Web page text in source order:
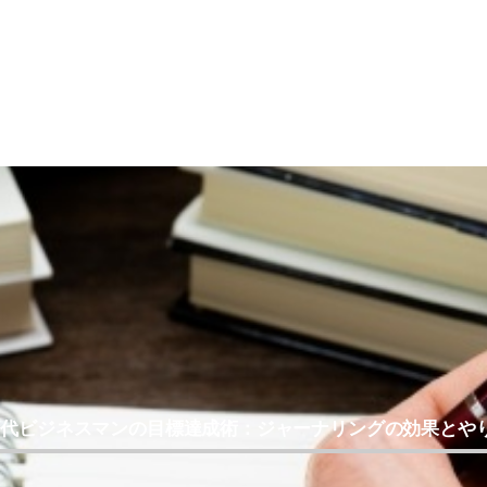
ビジネスマンの目標達成術：ジャーナリングの効果とや